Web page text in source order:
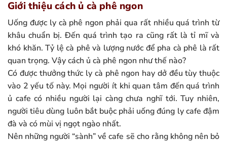
Giới thiệu cách ủ cà phê ngon
Uống được ly cà phê ngon phải qua rất nhiều quá trình từ
khâu chuẩn bị. Đến quá trình tạo ra cũng rất là tỉ mĩ và
khó khăn. Tỷ lệ cà phê và lượng nước để pha cà phê là rất
quan trọng. Vậy cách ủ cà phê ngon như thế nào?
Có được thưởng thức ly cà phê ngon hay dở đều tùy thuộc
vào 2 yếu tố này. Mọi người ít khi quan tâm đến quá trình
ủ cafe có nhiều người lại càng chưa nghĩ tới. Tuy nhiên,
người tiêu dùng luôn bắt buộc phải uống đúng ly cafe đậm
đà và có mùi vị ngọt ngào nhất.
Nên những người “sành” về cafe sẽ cho rằng không nên bỏ